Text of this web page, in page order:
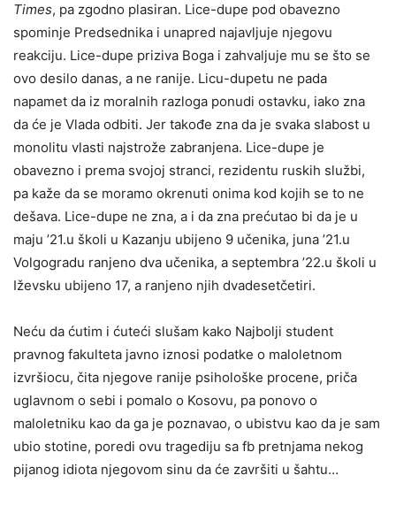
Times, pa zgodno plasiran. Lice-dupe pod obavezno
spominje Predsednika i unapred najavljuje njegovu
reakciju. Lice-dupe priziva Boga i zahvaljuje mu se što se
ovo desilo danas, a ne ranije. Licu-dupetu ne pada
napamet da iz moralnih razloga ponudi ostavku, iako zna
da će je Vlada odbiti. Jer takođe zna da je svaka slabost u
monolitu vlasti najstrože zabranjena. Lice-dupe je
obavezno i prema svojoj stranci, rezidentu ruskih službi,
pa kaže da se moramo okrenuti onima kod kojih se to ne
dešava. Lice-dupe ne zna, a i da zna prećutao bi da je u
maju ’21.u školi u Kazanju ubijeno 9 učenika, juna ’21.u
Volgogradu ranjeno dva učenika, a septembra ’22.u školi u
Iževsku ubijeno 17, a ranjeno njih dvadesetčetiri.
Neću da ćutim i ćuteći slušam kako Najbolji student
pravnog fakulteta javno iznosi podatke o maloletnom
izvršiocu, čita njegove ranije psihološke procene, priča
uglavnom o sebi i pomalo o Kosovu, pa ponovo o
maloletniku kao da ga je poznavao, o ubistvu kao da je sam
ubio stotine, poredi ovu tragediju sa fb pretnjama nekog
pijanog idiota njegovom sinu da će završiti u šahtu…